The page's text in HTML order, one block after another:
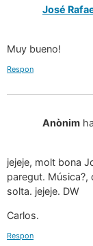
José
Muy bueno!
Respon
Anònim
jejeje, molt bona
paregut. Música?,
solta. jejeje. DW
Carlos.
Respon